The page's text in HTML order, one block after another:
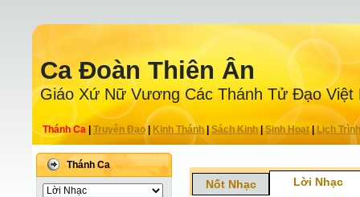
Ca Ðoàn Thiên Ân
Giáo Xứ Nữ Vương Các Thánh Tử Ðạo Việt
Thánh Ca Truyện Ðạo| Kinh Thánh Sách Kinh|Sinh Hoạt| Lịch Trình
Thánh Ca
Nốt Nhạc Lời Nhạc